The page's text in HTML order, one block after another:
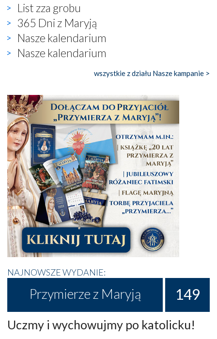
List zza grobu
365 Dni z Maryją
Nasze kalendarium
Nasze kalendarium
wszystkie z działu Nasze kampanie >
NAJNOWSZE WYDANIE:
Przymierze z Maryją 149
Uczmy i wychowujmy po katolicku!